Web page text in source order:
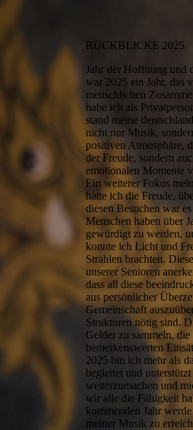
RÜCKBLICKE 2025
Jahr der Hoffnung und
war 2025 ein Jahr, das
menschlichen
habe ich als
stand meine
nicht nur Musik,
positiven Atmosphäre,
der Freude, sondern
emotionalen Momente
Ein weiterer Fokus
hatte ich die Freude,
diesen Besuchen war
Menschen haben über
gewürdigt zu werden,
konnte ich Licht und
Strahlen brachten.
unserer Senioren
dass all diese
aus persönlicher
Gemeinschaft
Strukturen nötig sind.
Gelder zu sammeln,
bemerkenswerten
2025 bin ich mehr als
begleitet und
weiterzumachen und
wir alle die Fähigkeit
kommenden Jahr
meiner Musik zu